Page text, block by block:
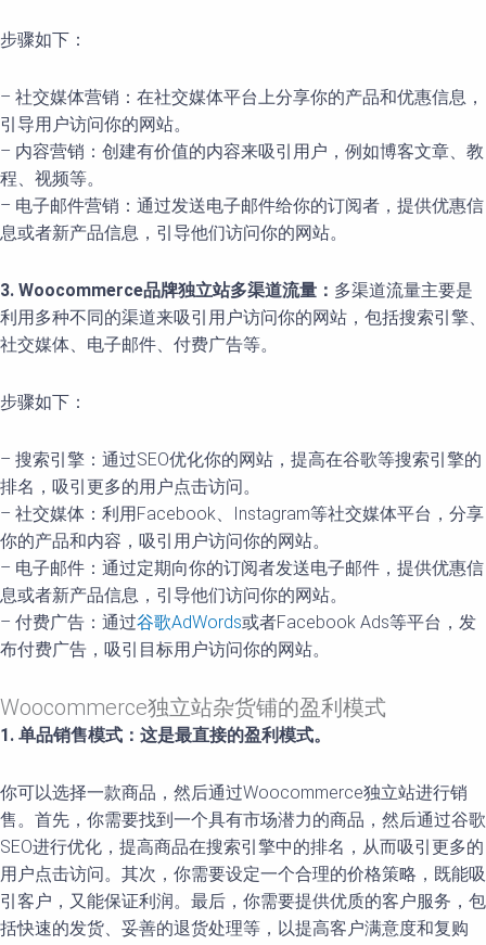
步骤如下：
– 社交媒体营销：在社交媒体平台上分享你的产品和优惠信息，
引导用户访问你的网站。
– 内容营销：创建有价值的内容来吸引用户，例如博客文章、教
程、视频等。
– 电子邮件营销：通过发送电子邮件给你的订阅者，提供优惠信
息或者新产品信息，引导他们访问你的网站。
3. Woocommerce品牌独立站多渠道流量： 多渠道流量主要是
利用多种不同的渠道来吸引用户访问你的网站，包括搜索引擎、
社交媒体、电子邮件、付费广告等。
步骤如下：
– 搜索引擎：通过SEO优化你的网站，提高在谷歌等搜索引擎的
排名，吸引更多的用户点击访问。
– 社交媒体：利用Facebook、Instagram等社交媒体平台，分享
你的产品和内容，吸引用户访问你的网站。
– 电子邮件：通过定期向你的订阅者发送电子邮件，提供优惠信
息或者新产品信息，引导他们访问你的网站。
– 付费广告：通过谷歌AdWords或者Facebook Ads等平台，发
布付费广告，吸引目标用户访问你的网站。
Woocommerce独立站杂货铺的盈利模式
1. 单品销售模式：这是最直接的盈利模式。
你可以选择一款商品，然后通过Woocommerce独立站进行销
售。首先，你需要找到一个具有市场潜力的商品，然后通过谷歌
SEO进行优化，提高商品在搜索引擎中的排名，从而吸引更多的
用户点击访问。其次，你需要设定一个合理的价格策略，既能吸
引客户，又能保证利润。最后，你需要提供优质的客户服务，包
括快速的发货、妥善的退货处理等，以提高客户满意度和复购